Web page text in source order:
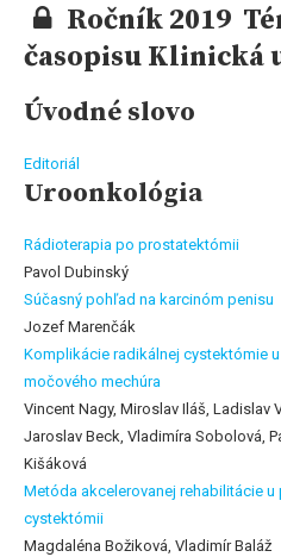
Ročník 2019
časopisu Klinická
Úvodné slovo
Editoriál
Uroonkológia
Rádioterapia po prostatektómii
Pavol Dubinský
Súčasný pohľad na karcinóm penisu
Jozef Marenčák
Komplikácie radikálnej cystektómie
močového mechúra
Vincent Nagy, Miroslav Iláš, Ladislav
Jaroslav Beck, Vladimíra Sobolová,
Kišáková
Metóda akcelerovanej rehabilitácie
cystektómii
Magdaléna Božiková, Vladimír Baláž